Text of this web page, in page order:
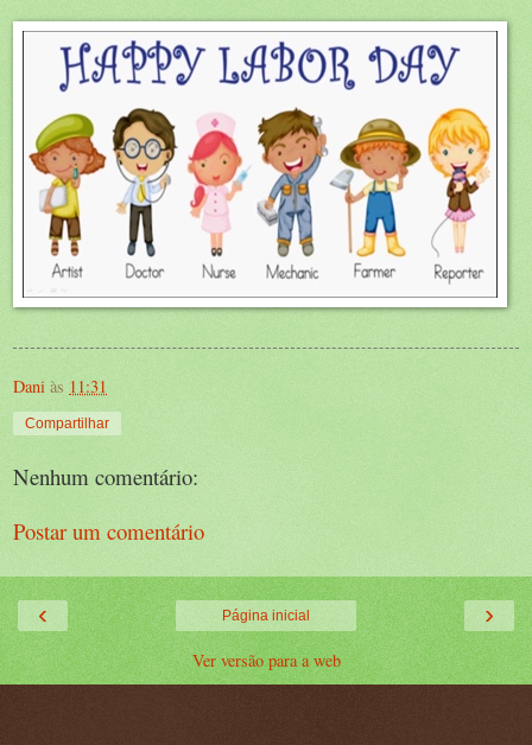
Dani às 11:31
Compartilhar
Nenhum comentário:
Postar um comentário
‹ ›
Página inicial
Ver versão para a web